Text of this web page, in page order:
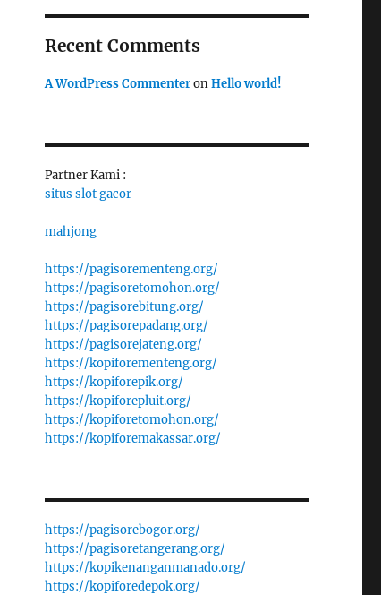
Recent Comments
A WordPress CommenteronHello world!
Partner Kami :
situs slot gacor
mahjong
https://pagisorementeng.org/
https://pagisoretomohon.org/
https://pagisorebitung.org/
https://pagisorepadang.org/
https://pagisorejateng.org/
https://kopiforementeng.org/
https://kopiforepik.org/
https://kopiforepluit.org/
https://kopiforetomohon.org/
https://kopiforemakassar.org/
https://pagisorebogor.org/
https://pagisoretangerang.org/
https://kopikenanganmanado.org/
https://kopiforedepok.org/